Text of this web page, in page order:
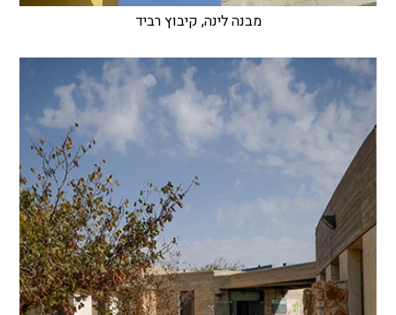
מבנה לינה, קיבוץ רביד